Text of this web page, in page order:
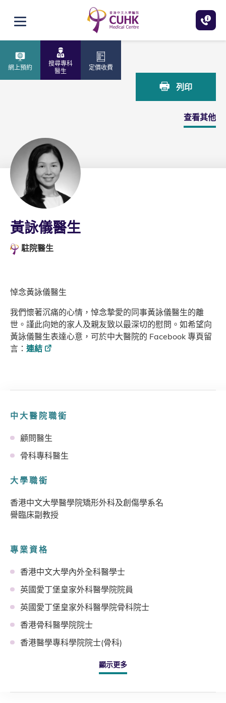
打開選單
網上預約
搜尋專科
醫生
定價收費
主頁 黃詠儀醫生
列印
查看其他
黃詠儀醫生
駐院醫生
悼念黃詠儀醫生
我們懷著沉痛的心情，悼念摯愛的同事黃詠儀醫生的離
世。謹此向她的家人及親友致以最深切的慰問。如希望向
黃詠儀醫生表達心意，可於中大醫院的 Facebook 專頁留
言： 連結
中大醫院職銜
顧問醫生
骨科專科醫生
大學職銜
香港中文大學醫學院矯形外科及創傷學系名
譽臨床副教授
專業資格
香港中文大學內外全科醫學士
英國愛丁堡皇家外科醫學院院員
英國愛丁堡皇家外科醫學院骨科院士
香港骨科醫學院院士
香港醫學專科學院院士(骨科)
顯示更多